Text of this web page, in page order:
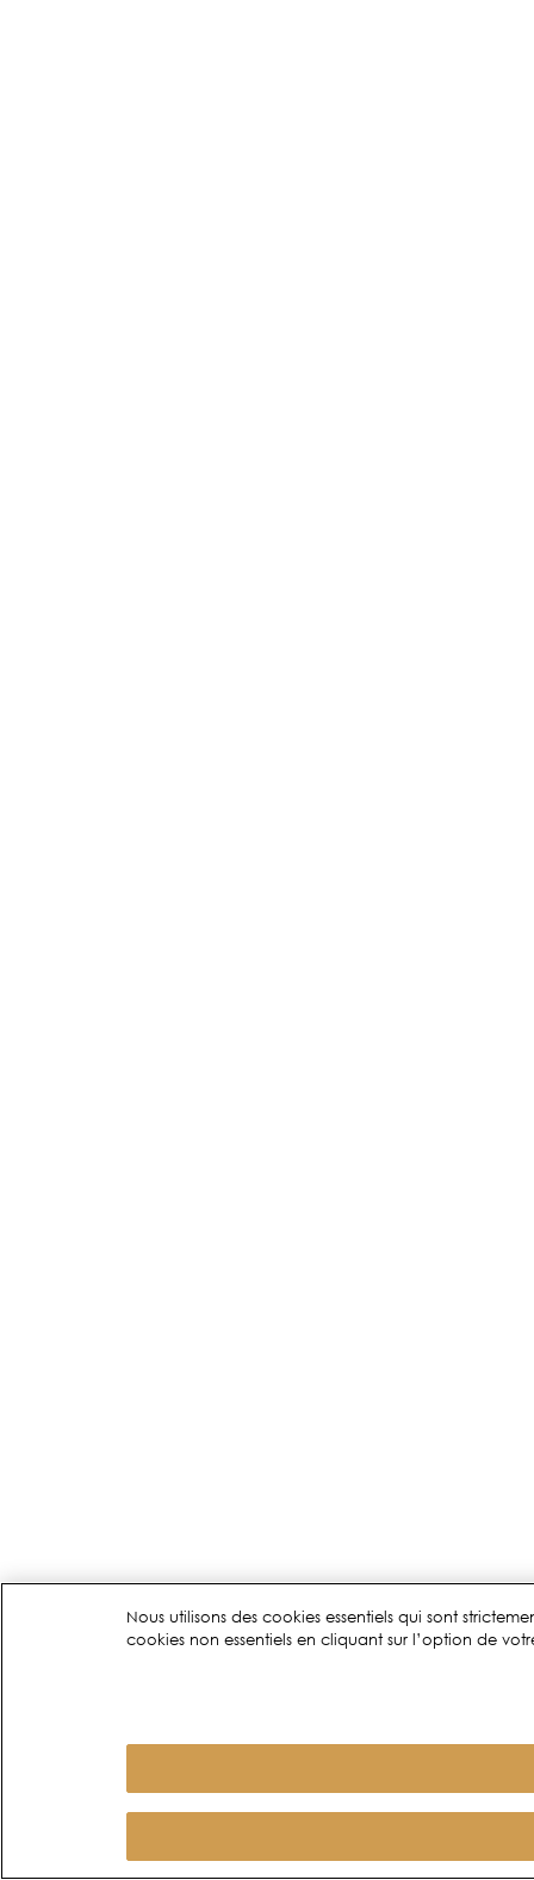
Nous utilisons des cookies essentiels qui sont
cookies non essentiels en cliquant sur l’option de